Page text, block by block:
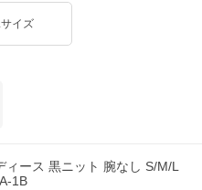
イズ
ース 黒ニット 腕なし S/M/L
1B